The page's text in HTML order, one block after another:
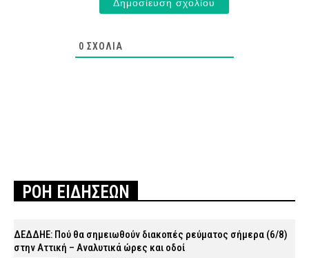
0 ΣΧΌΛΙΑ
ΡΟΗ ΕΙΔΗΣΕΩΝ
ΔΕΔΔΗΕ: Πού θα σημειωθούν διακοπές ρεύματος σήμερα (6/8)
στην Αττική – Αναλυτικά ώρες και οδοί